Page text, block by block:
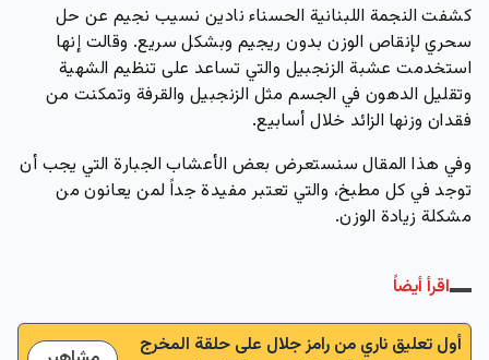
كشفت النجمة اللبنانية الحسناء نادين نسيب نجيم عن حل
سحري لإنقاص الوزن بدون ريجيم وبشكل سريع. وقالت إنها
استخدمت عشبة الزنجبيل والتي تساعد على تنظيم الشهية
وتقليل الدهون في الجسم مثل الزنجبيل والقرفة وتمكنت من
فقدان وزنها الزائد خلال أسابيع.
وفي هذا المقال سنستعرض بعض الأعشاب الجبارة التي يجب أن
توجد في كل مطبخ، والتي تعتبر مفيدة جداً لمن يعانون من
مشكلة زيادة الوزن.
اقرأ أيضاً
أول تعليق ناري من رامز جلال على حلقة المخرج